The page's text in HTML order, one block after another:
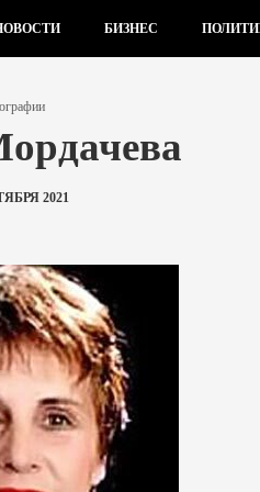
БИЗНЕС
2021